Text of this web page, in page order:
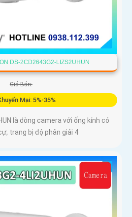
DS-2CD2643G2-LIZS2UHUN
Giá Bán:
Mại: 5%-35%
là dòng camera với ống kính có
trang bị độ phân giải 4